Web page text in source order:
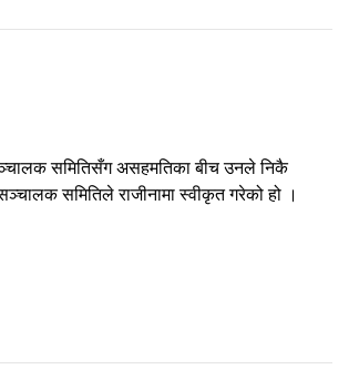
समितिसँग असहमतिका बीच उनले निकै
समितिले राजीनामा स्वीकृत गरेको हो ।